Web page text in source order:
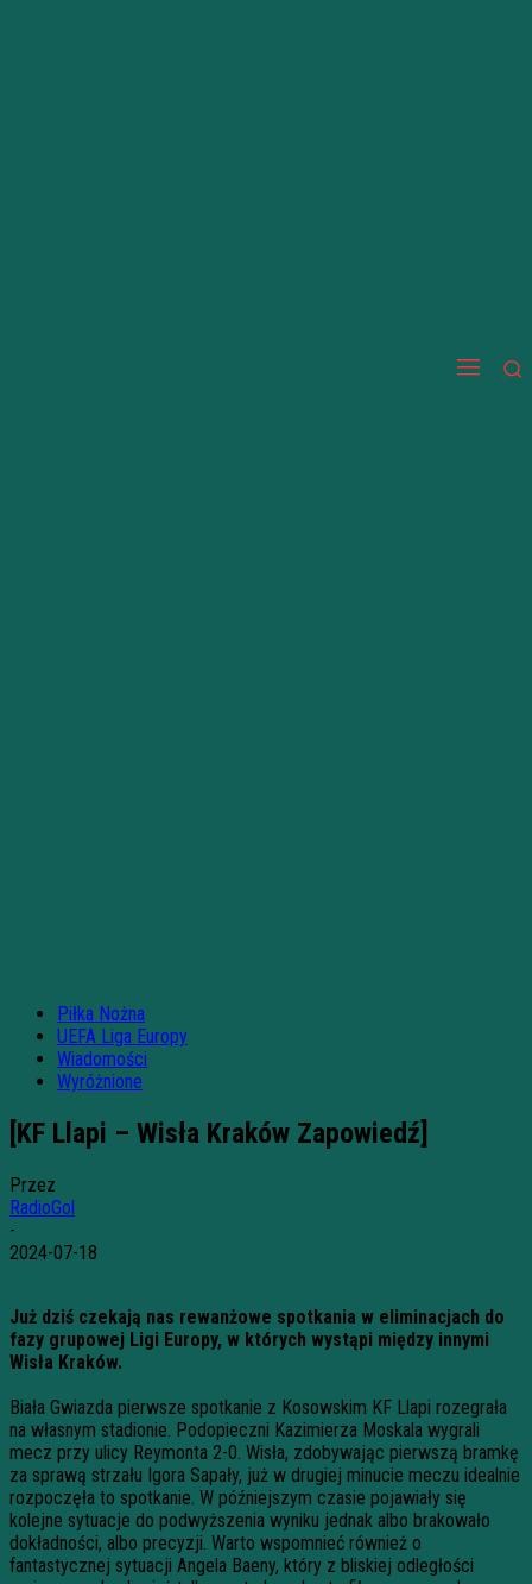
Piłka Nożna
UEFA Liga Europy
Wiadomości
Wyróżnione
[KF Llapi – Wisła Kraków Zapowiedź]
Przez
RadioGol
-
2024-07-18
Już dziś czekają nas rewanżowe spotkania w eliminacjach do
fazy grupowej Ligi Europy, w których wystąpi między innymi
Wisła Kraków.
Biała Gwiazda pierwsze spotkanie z Kosowskim KF Llapi rozegrała
na własnym stadionie. Podopieczni Kazimierza Moskala wygrali
mecz przy ulicy Reymonta 2-0. Wisła, zdobywając pierwszą bramkę
za sprawą strzału Igora Sapały, już w drugiej minucie meczu idealnie
rozpoczęła to spotkanie. W późniejszym czasie pojawiały się
kolejne sytuacje do podwyższenia wyniku jednak albo brakowało
dokładności, albo precyzji. Warto wspomnieć również o
fantastycznej sytuacji Angela Baeny, który z bliskiej odległości